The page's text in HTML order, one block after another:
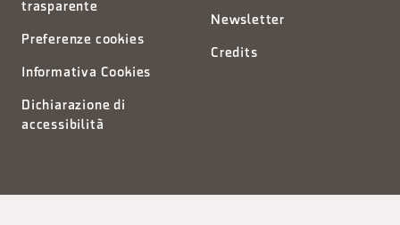
trasparente
Preferenze cookies
Informativa Cookies
Dichiarazione di
accessibilità
Newsletter
Credits